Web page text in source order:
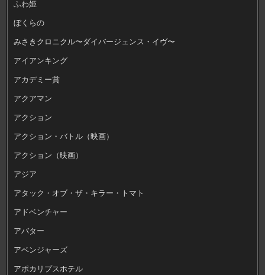
ふわ姫
ぼくらの
みさきクロニクル〜ダイバージェンス・イヴ〜
アイアンキング
アカデミー賞
アクアマン
アクション
アクション・バトル（映画）
アクション（映画）
アジア
アタック・オブ・ザ・キラー・トマト
アドベンチャー
アバター
アベンジャーズ
アポカリプスホテル